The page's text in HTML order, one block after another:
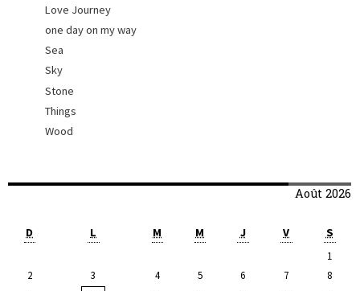
Love Journey
one day on my way
Sea
Sky
Stone
Things
Wood
Août 2026
D L M M J V S
1
2
3 4 5 6 7
8